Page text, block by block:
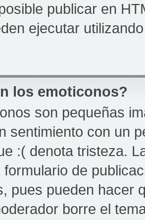
publicar en
ejecutar
los emoticonos?
son pequeñas
sentimiento con un
:( denota tristeza.
de
pues pueden hacer
borre el